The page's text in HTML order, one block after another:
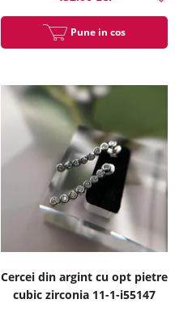
Pune in cos
Cercei din argint cu opt pietre
cubic zirconia 11-1-i55147